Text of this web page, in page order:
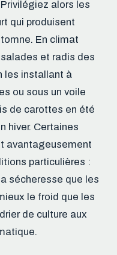
alors les
qui produisent
En climat
et radis des
les installant à
ou sous un voile
de carottes en été
hiver. Certaines
avantageusement
particulières :
sécheresse que les
le froid que les
de culture aux